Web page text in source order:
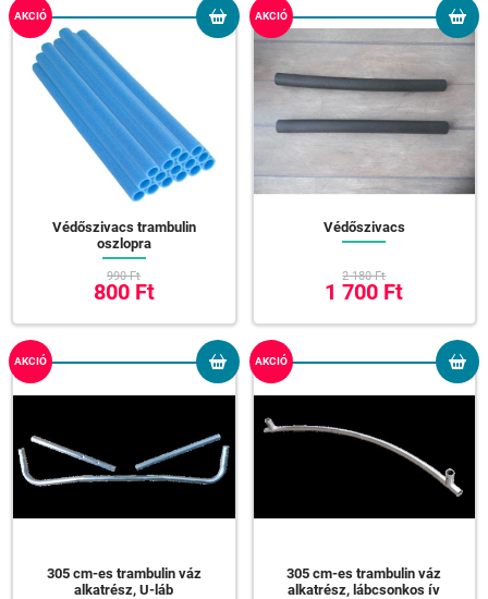
AKCIÓ
Védőszivacs trambulin
oszlopra
990 Ft
800 Ft
AKCIÓ
Védőszivacs
2 180 Ft
1 700 Ft
AKCIÓ
305 cm-es trambulin váz
alkatrész, U-láb
AKCIÓ
305 cm-es trambulin váz
alkatrész, lábcsonkos ív